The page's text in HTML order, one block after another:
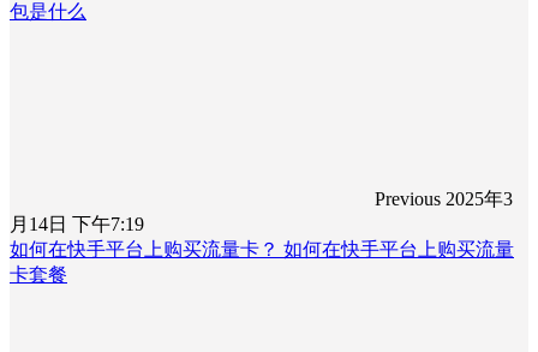
包是什么
Previous 2025年3
月14日 下午7:19
如何在快手平台上购买流量卡？ 如何在快手平台上购买流量
卡套餐